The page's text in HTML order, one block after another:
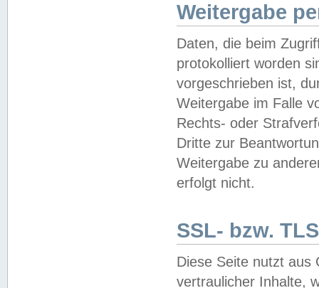
Weitergabe
Daten, die beim
protokolliert worden
vorgeschrieben ist,
Weitergabe im Falle
Rechts- oder
Dritte zur
Weitergabe zu
erfolgt nicht.
SSL- bzw.
Diese Seite nutzt aus
vertraulicher Inhalte,